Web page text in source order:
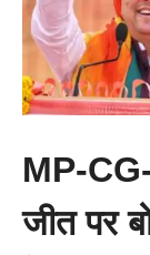
MP-
जीत पर